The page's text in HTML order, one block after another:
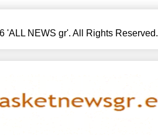
'ALL NEWS gr'. All Rights Reserved.